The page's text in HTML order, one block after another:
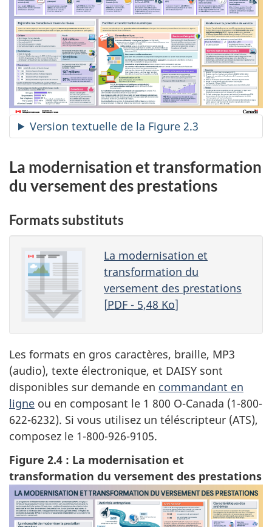
Version textuelle de la Figure 2.3
La modernisation et transformation
du versement des prestations
Formats substituts
La modernisation et
transformation du
versement des prestations
[PDF- 5,48 Ko]
Les formats en gros caractères, braille, MP3
(audio), texte électronique, et DAISY sont
disponibles sur demande en commandant en
ligne ou en composant le 1 800 O-Canada (1-800-
622-6232). Si vous utilisez un téléscripteur (ATS),
composez le 1-800-926-9105.
Figure 2.4 : La modernisation et
transformation du versement des prestations